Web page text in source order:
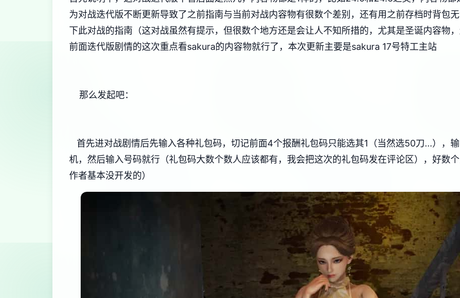
为对战迭代版不断更新导致了之前指南与当前对战内容物有很数个差别，还有用之前存档时背包
下此对战的指南（这对战虽然有提示，但很数个地方还是会让人不知所措的，尤其是圣诞内容物
前面迭代版剧情的这次重点看sakura的内容物就行了，本次更新主要是sakura 17号特工主站
那么发起吧：
首先进对战剧情后先输入各种礼包码，切记前面4个报酬礼包码只能选其1（当然选50刀...），
机，然后输入号码就行（礼包码大数个数人应该都有，我会把这次的礼包码发在评论区），好数
作者基本没开发的）